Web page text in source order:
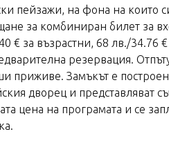
пейзажи, на фона на които
за комбиниран билет за
€ за възрастни, 68 лв./34.76
резервация.
приживе. Замъкът е построен
дворец и представляват
цена на програмата и се